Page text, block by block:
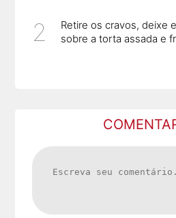
Retire os cravos, deixe
sobre a torta assada e